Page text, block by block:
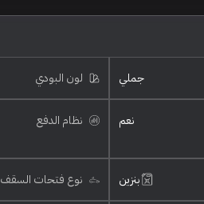
جملي لون البودي
نعم نظام الدفع
بنزين نوع فتحات السقف